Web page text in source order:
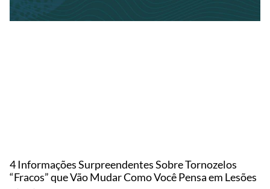
4 Informações Surpreendentes Sobre Tornozelos
“Fracos” que Vão Mudar Como Você Pensa em Lesões